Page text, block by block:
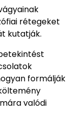
rétegeket
kutatják.
formálják
valódi